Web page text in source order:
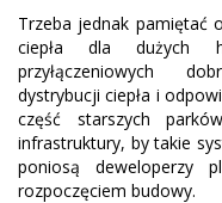
Trzeba jednak pamiętać
ciepła dla dużych
przyłączeniowych
dystrybucji ciepła i
część starszych
infrastruktury, by takie
poniosą deweloperzy
rozpoczęciem budowy.